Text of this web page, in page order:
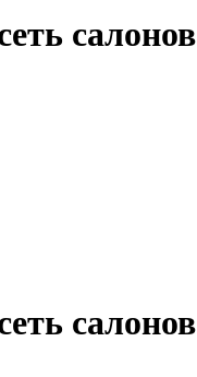
салонов
салонов